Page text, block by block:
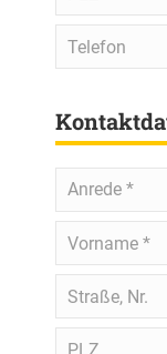
Telefon
Anrede
Anrede *
Vorname
Straße,
Nr.
PLZ